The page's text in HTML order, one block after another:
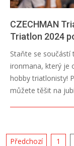
CZECHMAN
Triatlon 2024
Staňte se
ironmana, který je
hobby triatlonisty!
můžete těšit na
Navigace
Předchozí 1